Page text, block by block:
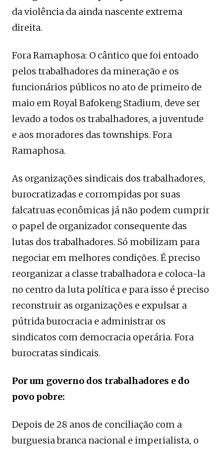
da violência da ainda nascente extrema
direita.
Fora Ramaphosa: O cântico que foi entoado
pelos trabalhadores da mineração e os
funcionários públicos no ato de primeiro de
maio em Royal Bafokeng Stadium, deve ser
levado a todos os trabalhadores, a juventude
e aos moradores das townships. Fora
Ramaphosa.
As organizações sindicais dos trabalhadores,
burocratizadas e corrompidas por suas
falcatruas econômicas já não podem cumprir
o papel de organizador consequente das
lutas dos trabalhadores. Só mobilizam para
negociar em melhores condições. É preciso
reorganizar a classe trabalhadora e coloca-la
no centro da luta política e para isso é preciso
reconstruir as organizações e expulsar a
pútrida burocracia e administrar os
sindicatos com democracia operária. Fora
burocratas sindicais.
Por um governo dos trabalhadores e do
povo pobre:
Depois de 28 anos de conciliação com a
burguesia branca nacional e imperialista, o